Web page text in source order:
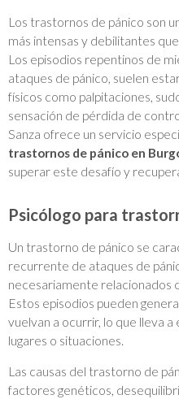
Los trastornos de pánico son
más intensas y debilitantes
Los episodios repentinos de
ataques de pánico, suelen
físicos como palpitaciones,
sensación de pérdida de
Sanza ofrece un servicio
trastornos de pánico en
superar este desafío y
Psicólogo para
Un trastorno de pánico se
recurrente de ataques de
necesariamente relacionados
Estos episodios pueden
vuelvan a ocurrir, lo que lleva
lugares o situaciones.
Las causas del trastorno de
factores genéticos,